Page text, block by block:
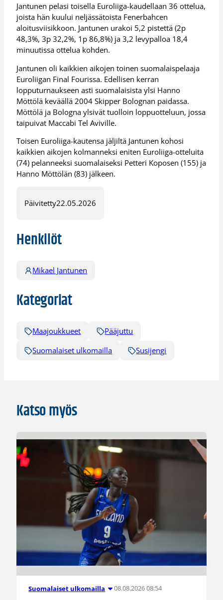
Jantunen pelasi toisella Euroliiga-kaudellaan 36 ottelua,
joista hän kuului neljässätoista Fenerbahcen
aloitusviisikkoon. Jantunen urakoi 5,2 pistettä (2p
48,3%, 3p 32,2%, 1p 86,8%) ja 3,2 levypalloa 18,4
minuutissa ottelua kohden.
Jantunen oli kaikkien aikojen toinen suomalaispelaaja
Euroliigan Final Fourissa. Edellisen kerran
lopputurnaukseen asti suomalaisista ylsi Hanno
Möttölä keväällä 2004 Skipper Bolognan paidassa.
Möttölä ja Bologna ylsivät tuolloin loppuotteluun, jossa
taipuivat Maccabi Tel Aviville.
Toisen Euroliiga-kautensa jäljiltä Jantunen kohosi
kaikkien aikojen kolmanneksi eniten Euroliiga-otteluita
(74) pelanneeksi suomalaiseksi Petteri Koposen (155) ja
Hanno Möttölän (83) jälkeen.
Päivitetty22.05.2026
Henkilöt
Mikael Jantunen
Kategoriat
Maajoukkueet
Pääjuttu
Suomalaiset ulkomailla
Susijengi
Katso myös
Suomalaiset ulkomailla 08.08.2026 08:54